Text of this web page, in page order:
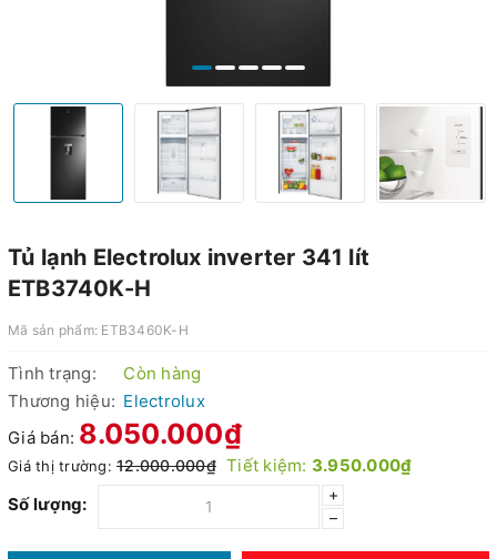
Tủ lạnh Electrolux inverter 341 lít
ETB3740K-H
Mã sản phẩm: ETB3460K-H
Tình trạng:
Còn hàng
Thương hiệu: Electrolux
Giá bán: 8.050.000₫
Giá thị trường: 12.000.000₫ Tiết kiệm: 3.950.000₫
Số lượng:
+
–